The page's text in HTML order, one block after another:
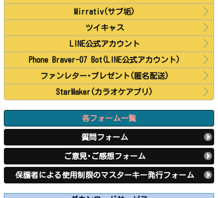
Mirrativ(サブ垢)
ツイキャス
LINE公式アカウント
Phone Braver-07 Bot(LINE公式アカウント)
ファンレター･プレゼント(匿名配送)
StarMaker(カラオケアプリ)
各フォーム一覧
質問フォーム
ご意見･ご感想フォーム
保護者による使用制限のマスターキー発行フォーム